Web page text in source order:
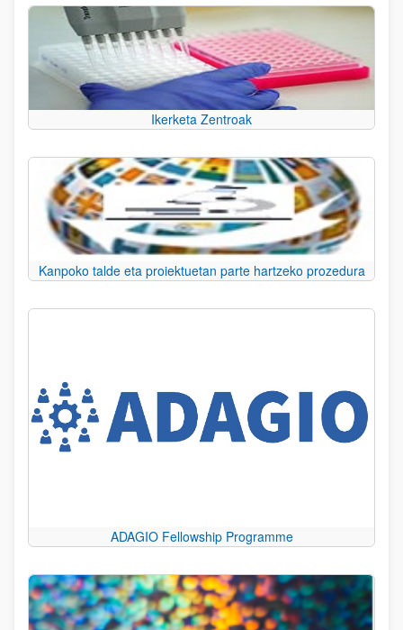
Ikerketa Zentroak
Kanpoko talde eta proiektuetan parte hartzeko prozedura
ADAGIO Fellowship Programme